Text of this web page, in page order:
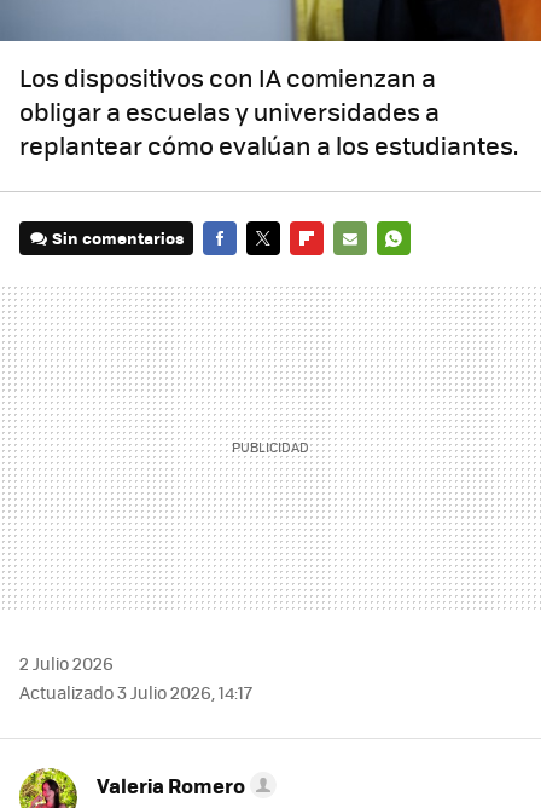
Los dispositivos con IA comienzan a
obligar a escuelas y universidades a
replantear cómo evalúan a los estudiantes.
Sin comentarios
MAIL
2 Julio 2026
Actualizado 3 Julio 2026, 14:17
Valeria Romero